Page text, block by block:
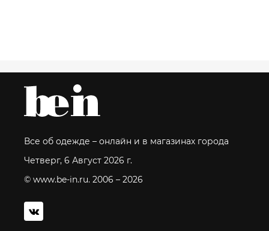
Все об одежде – онлайн и в магазинах города
Четверг, 6 Август 2026 г.
© www.be-in.ru. 2006 – 2026